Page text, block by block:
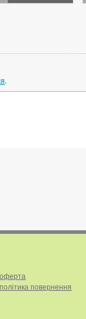
.
оферта
політика повернення